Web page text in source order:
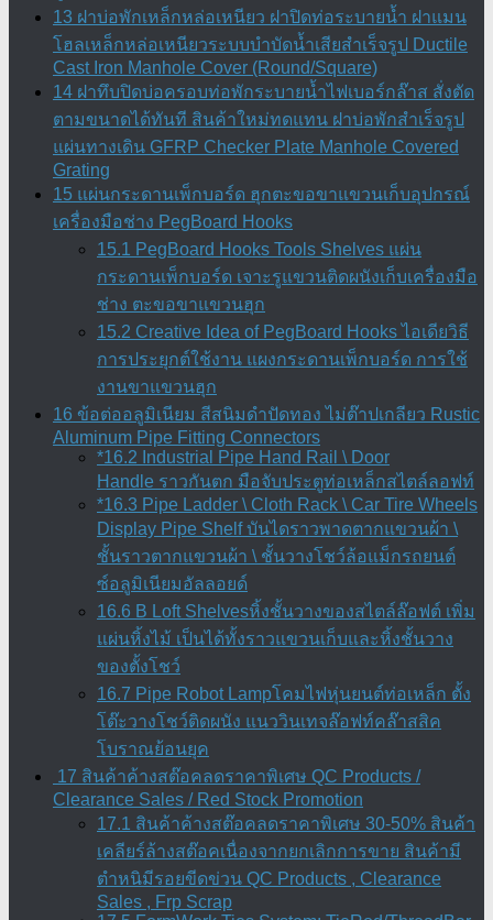
13 ฝาบ่อพักเหล็กหล่อเหนียว ฝาปิดท่อระบายน้ำ ฝาแมน
โฮลเหล็กหล่อเหนียวระบบบำบัดน้ำเสียสำเร็จรูป Ductile
Cast Iron Manhole Cover (Round/Square)
14 ฝาทึบปิดบ่อครอบท่อพักระบายน้ำไฟเบอร์กล๊าส สั่งตัด
ตามขนาดได้ทันที สินค้าใหม่ทดแทน ฝาบ่อพักสําเร็จรูป
แผ่นทางเดิน GFRP Checker Plate Manhole Covered
Grating
15 แผ่นกระดานเพ็กบอร์ด ฮุกตะขอขาแขวนเก็บอุปกรณ์
เครื่องมือช่าง PegBoard Hooks
15.1 PegBoard Hooks Tools Shelves แผ่น
กระดานเพ็กบอร์ด เจาะรูแขวนติดผนังเก็บเครื่องมือ
ช่าง ตะขอขาแขวนฮุก
15.2 Creative Idea of PegBoard Hooks ไอเดียวิธี
การประยุกต์ใช้งาน แผงกระดานเพ็กบอร์ด การใช้
งานขาแขวนฮุก
16 ข้อต่ออลูมิเนียม สีสนิมดำปัดทอง ไม่ต๊าปเกลียว Rustic
Aluminum Pipe Fitting Connectors
*16.2 Industrial Pipe Hand Rail \ Door
Handle ราวกันตก มือจับประตูท่อเหล็กสไตล์ลอฟท์
*16.3 Pipe Ladder \ Cloth Rack \ Car Tire Wheels
Display Pipe Shelf บันไดราวพาดตากแขวนผ้า \
ชั้นราวตากแขวนผ้า \ ชั้นวางโชว์ล้อแม็กรถยนต์
ซ์อลูมิเนียมอัลลอยด์
16.6 B Loft Shelvesหิ้งชั้นวางของสไตล์ล๊อฟต์ เพิ่ม
แผ่นหิ้งไม้ เป็นได้ทั้งราวแขวนเก็บและหิ้งชั้นวาง
ของตั้งโชว์
16.7 Pipe Robot Lampโคมไฟหุ่นยนต์ท่อเหล็ก ตั้ง
โต๊ะวางโชว์ติดผนัง แนววินเทจล๊อฟท์คล๊าสสิค
โบราณย้อนยุค
17 สินค้าค้างสต๊อคลดราคาพิเศษ QC Products /
Clearance Sales / Red Stock Promotion
17.1 สินค้าค้างสต๊อคลดราคาพิเศษ 30-50% สินค้า
เคลียร์ล้างสต๊อคเนื่องจากยกเลิกการขาย สินค้ามี
ตำหนิมีรอยขีดข่วน QC Products , Clearance
Sales , Frp Scrap